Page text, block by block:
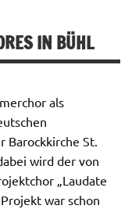
IN BÜHL
als
Barockkirche St.
wird der von
„Laudate
war schon